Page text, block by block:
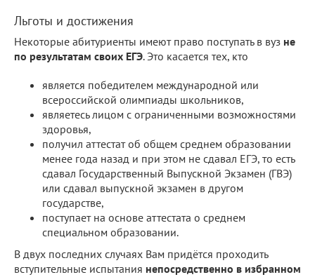
Льготы и достижения
Некоторые абитуриенты имеют право поступать в вуз не
по результатам своих ЕГЭ. Это касается тех, кто
является победителем международной или
всероссийской олимпиады школьников,
являетесь лицом с ограниченными возможностями
здоровья,
получил аттестат об общем среднем образовании
менее года назад и при этом не сдавал ЕГЭ, то есть
сдавал Государственный Выпускной Экзамен (ГВЭ)
или сдавал выпускной экзамен в другом
государстве,
поступает на основе аттестата о среднем
специальном образовании.
В двух последних случаях Вам придётся проходить
вступительные испытания непосредственно в избранном